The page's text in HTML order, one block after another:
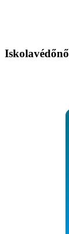
Iskolavédőnő